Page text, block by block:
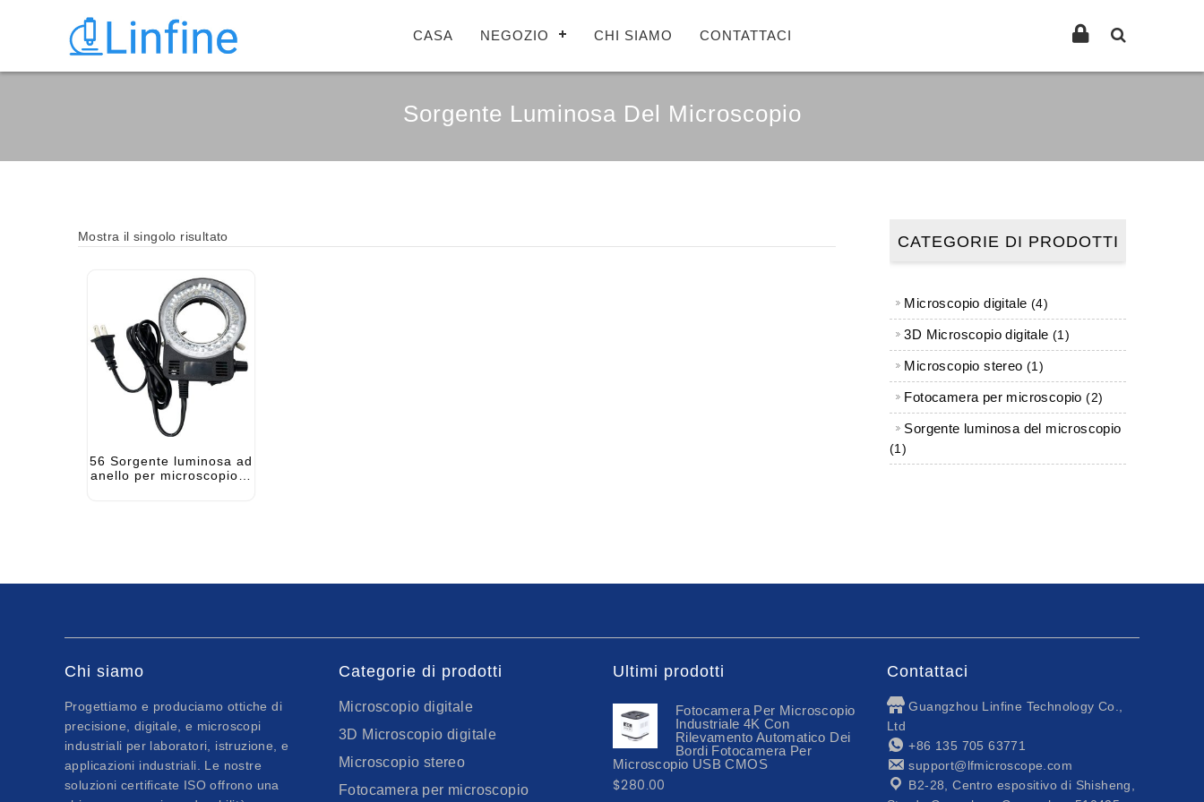
CASA NEGOZIO CHI SIAMO CONTATTACI
Sorgente Luminosa Del Microscopio
Mostra il singolo risultato
56 Sorgente luminosa ad
anello per microscopio a
CATEGORIE DI PRODOTTI
Microscopio digitale 44 prodotti
3D Microscopio digitale 1 1 prodotto
Microscopio stereo 1 1 prodotto
Fotocamera per microscopio 22 prodotti
Sorgente luminosa del microscopio
1 1 prodotto
Chi siamo
Progettiamo e produciamo ottiche di
precisione, digitale, e microscopi
industriali per laboratori, istruzione, e
applicazioni industriali. Le nostre
soluzioni certificate ISO offrono una
Categorie di prodotti
Microscopio digitale
3D Microscopio digitale
Microscopio stereo
Fotocamera per microscopio
Ultimi prodotti
Fotocamera Per Microscopio
Industriale 4K Con
Rilevamento Automatico Dei
Bordi Fotocamera Per
Microscopio USB CMOS
$280.00
Contattaci
Guangzhou Linfine Technology Co.,
Ltd
+86 135 705 63771
support@lfmicroscope.com
B2-28, Centro espositivo di Shisheng,